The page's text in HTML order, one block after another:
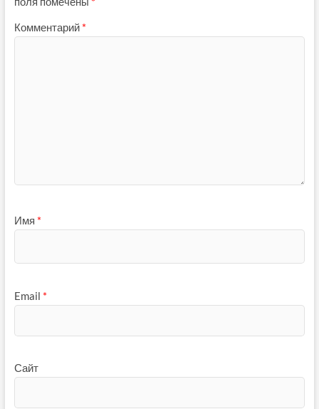
Комментарий *
Имя *
Email *
Сайт